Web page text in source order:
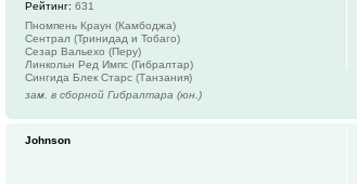
Рейтинг: 631
Пномпень Краун (Камбоджа)
Сентрал (Тринидад и Тобаго)
Сезар Вальехо (Перу)
Линкольн Ред Импс (Гибралтар)
Сингида Блек Старс (Танзания)
зам. в сборной Гибралтара (юн.)
Johnson